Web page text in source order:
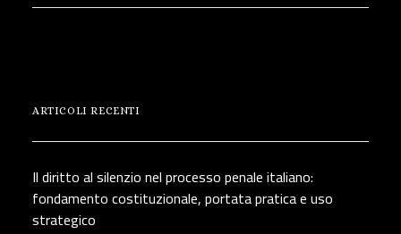
ARTICOLI RECENTI
Il diritto al silenzio nel processo penale italiano:
fondamento costituzionale, portata pratica e uso
strategico